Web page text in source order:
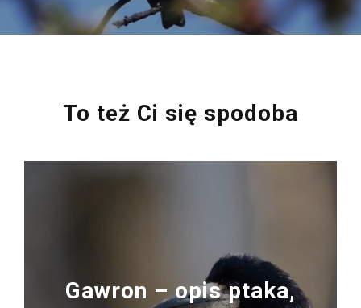
To też Ci się spodoba
Gawron – opis ptaka,